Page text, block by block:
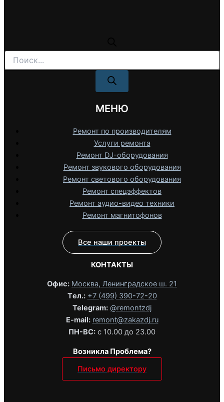
Поиск
товаров
МЕНЮ
Ремонт по производителям
Услуги ремонта
Ремонт DJ-оборудования
Ремонт звукового оборудования
Ремонт светового оборудования
Ремонт спецэффектов
Ремонт аудио-видео техники
Ремонт магнитофонов
Все наши проекты
КОНТАКТЫ
Офис: Москва, Ленинградское ш. 21
Tел.: +7 (499) 390-72-20
Telegram: @remontzdj‬
E-mail: remont@zakazdj.ru
ПН-ВС: с 10.00 до 23.00
Возникла Проблема?
Письмо директору